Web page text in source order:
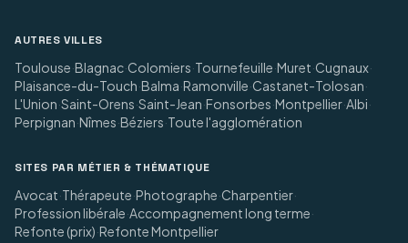
AUTRES VILLES
Toulouse·Blagnac·Colomiers·Tournefeuille·Muret·Cugnaux·
Plaisance-du-Touch·Balma·Ramonville·Castanet-Tolosan·
L'Union·Saint-Orens·Saint-Jean·Fonsorbes·Montpellier·Albi·
Perpignan·Nîmes·Béziers·Toute l'agglomération
SITES PAR MÉTIER & THÉMATIQUE
Avocat·Thérapeute·Photographe·Charpentier·
Profession libérale·Accompagnement long terme·
Refonte (prix)·Refonte Montpellier